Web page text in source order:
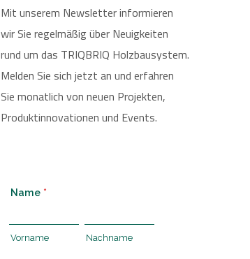
Mit unserem Newsletter informieren
wir Sie regelmäßig über Neuigkeiten
rund um das TRIQBRIQ Holzbausystem.
Melden Sie sich jetzt an und erfahren
Sie monatlich von neuen Projekten,
Produktinnovationen und Events.